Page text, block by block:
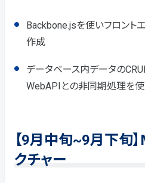
Backbone.jsを使いフロント
作成
データベース内データの
WebAPIとの非同期処理を
【9月中旬~9月下旬
クチャー